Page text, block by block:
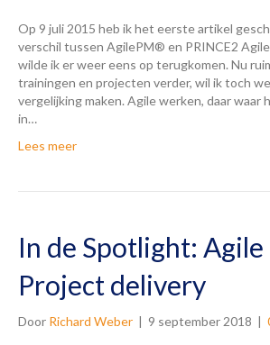
Op 9 juli 2015 heb ik het eerste artikel
verschil tussen AgilePM® en PRINCE2
wilde ik er weer eens op terugkomen. Nu
trainingen en projecten verder, wil ik toch
vergelijking maken. Agile werken, daar waar
in…
Lees meer
In de Spotlight:
Project delivery
Door Richard Weber | 9 september 2018 |